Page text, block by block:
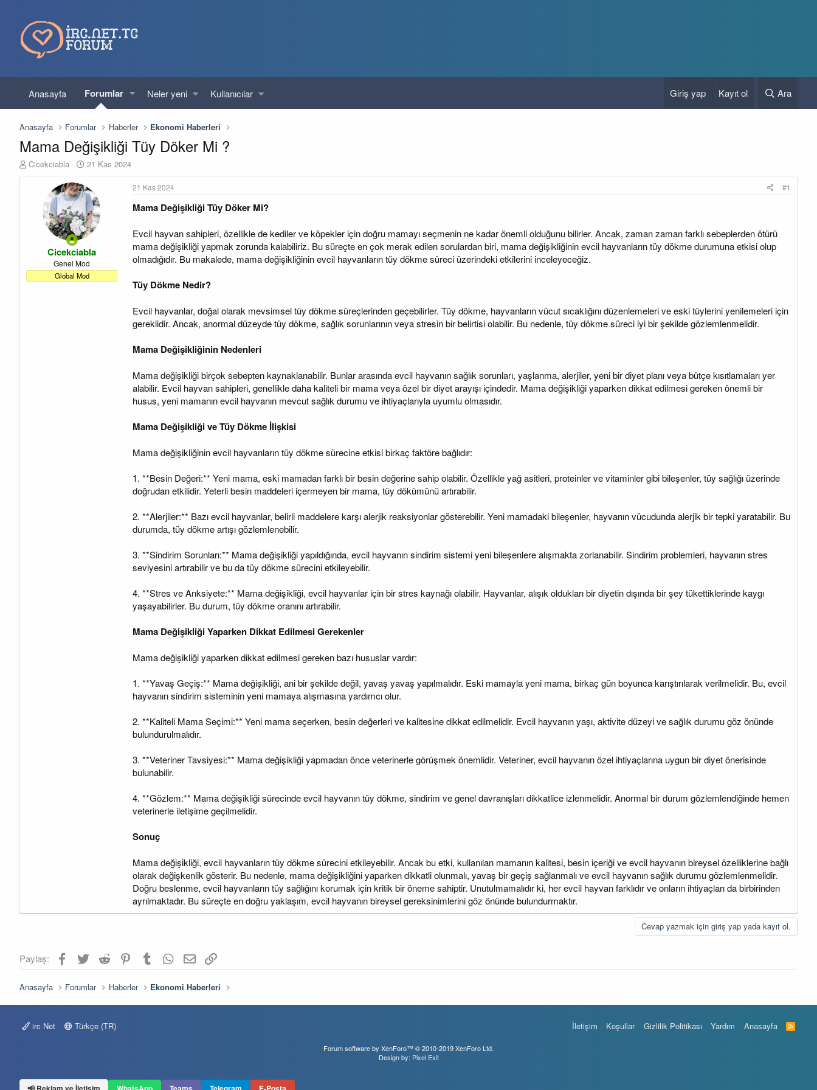
Anasayfa Forumlar Neler yeni Kullanıcılar Giriş yap Kayıt ol Ara
Anasayfa Forumlar Haberler Ekonomi Haberleri
Mama Değişikliği Tüy Döker Mi ?
K
a
t
Cicekciabla
B
ş
l
a
n
g
ı
ç
t
a
r
21 Kas 2024
Cicekciabla
Genel Mod
Global Mod
21 Kas 2024 #1
Mama Değişikliği Tüy Döker Mi?
Evcil hayvan sahipleri, özellikle de kediler ve köpekler için doğru mamayı seçmenin ne kadar önemli olduğunu bilirler. Ancak, zaman zaman farklı sebeplerden ötürü
mama değişikliği yapmak zorunda kalabiliriz. Bu süreçte en çok merak edilen sorulardan biri, mama değişikliğinin evcil hayvanların tüy dökme durumuna etkisi olup
olmadığıdır. Bu makalede, mama değişikliğinin evcil hayvanların tüy dökme süreci üzerindeki etkilerini inceleyeceğiz.
Tüy Dökme Nedir?
Evcil hayvanlar, doğal olarak mevsimsel tüy dökme süreçlerinden geçebilirler. Tüy dökme, hayvanların vücut sıcaklığını düzenlemeleri ve eski tüylerini yenilemeleri için
gereklidir. Ancak, anormal düzeyde tüy dökme, sağlık sorunlarının veya stresin bir belirtisi olabilir. Bu nedenle, tüy dökme süreci iyi bir şekilde gözlemlenmelidir.
Mama Değişikliğinin Nedenleri
Mama değişikliği birçok sebepten kaynaklanabilir. Bunlar arasında evcil hayvanın sağlık sorunları, yaşlanma, alerjiler, yeni bir diyet planı veya bütçe kısıtlamaları yer
alabilir. Evcil hayvan sahipleri, genellikle daha kaliteli bir mama veya özel bir diyet arayışı içindedir. Mama değişikliği yaparken dikkat edilmesi gereken önemli bir
husus, yeni mamanın evcil hayvanın mevcut sağlık durumu ve ihtiyaçlarıyla uyumlu olmasıdır.
Mama Değişikliği ve Tüy Dökme İlişkisi
Mama değişikliğinin evcil hayvanların tüy dökme sürecine etkisi birkaç faktöre bağlıdır:
1. **Besin Değeri:** Yeni mama, eski mamadan farklı bir besin değerine sahip olabilir. Özellikle yağ asitleri, proteinler ve vitaminler gibi bileşenler, tüy sağlığı üzerinde
doğrudan etkilidir. Yeterli besin maddeleri içermeyen bir mama, tüy dökümünü artırabilir.
2. **Alerjiler:** Bazı evcil hayvanlar, belirli maddelere karşı alerjik reaksiyonlar gösterebilir. Yeni mamadaki bileşenler, hayvanın vücudunda alerjik bir tepki yaratabilir. Bu
durumda, tüy dökme artışı gözlemlenebilir.
3. **Sindirim Sorunları:** Mama değişikliği yapıldığında, evcil hayvanın sindirim sistemi yeni bileşenlere alışmakta zorlanabilir. Sindirim problemleri, hayvanın stres
seviyesini artırabilir ve bu da tüy dökme sürecini etkileyebilir.
4. **Stres ve Anksiyete:** Mama değişikliği, evcil hayvanlar için bir stres kaynağı olabilir. Hayvanlar, alışık oldukları bir diyetin dışında bir şey tükettiklerinde kaygı
yaşayabilirler. Bu durum, tüy dökme oranını artırabilir.
Mama Değişikliği Yaparken Dikkat Edilmesi Gerekenler
Mama değişikliği yaparken dikkat edilmesi gereken bazı hususlar vardır:
1. **Yavaş Geçiş:** Mama değişikliği, ani bir şekilde değil, yavaş yavaş yapılmalıdır. Eski mamayla yeni mama, birkaç gün boyunca karıştırılarak verilmelidir. Bu, evcil
hayvanın sindirim sisteminin yeni mamaya alışmasına yardımcı olur.
2. **Kaliteli Mama Seçimi:** Yeni mama seçerken, besin değerleri ve kalitesine dikkat edilmelidir. Evcil hayvanın yaşı, aktivite düzeyi ve sağlık durumu göz önünde
bulundurulmalıdır.
3. **Veteriner Tavsiyesi:** Mama değişikliği yapmadan önce veterinerle görüşmek önemlidir. Veteriner, evcil hayvanın özel ihtiyaçlarına uygun bir diyet önerisinde
bulunabilir.
4. **Gözlem:** Mama değişikliği sürecinde evcil hayvanın tüy dökme, sindirim ve genel davranışları dikkatlice izlenmelidir. Anormal bir durum gözlemlendiğinde hemen
veterinerle iletişime geçilmelidir.
Sonuç
Mama değişikliği, evcil hayvanların tüy dökme sürecini etkileyebilir. Ancak bu etki, kullanılan mamanın kalitesi, besin içeriği ve evcil hayvanın bireysel özelliklerine bağlı
olarak değişkenlik gösterir. Bu nedenle, mama değişikliğini yaparken dikkatli olunmalı, yavaş bir geçiş sağlanmalı ve evcil hayvanın sağlık durumu gözlemlenmelidir.
Doğru beslenme, evcil hayvanların tüy sağlığını korumak için kritik bir öneme sahiptir. Unutulmamalıdır ki, her evcil hayvan farklıdır ve onların ihtiyaçları da birbirinden
ayrılmaktadır. Bu süreçte en doğru yaklaşım, evcil hayvanın bireysel gereksinimlerini göz önünde bulundurmaktır.
Cevap yazmak için giriş yap yada kayıt ol.
Paylaş: Facebook
TwitterReddit PinterestTumblrWhatsApp
E-postaLink
Anasayfa Forumlar Haberler Ekonomi Haberleri
irc Net Türkçe (TR) İletişim Koşullar Gizlilik Politikası Yardım Anasayfa
R
S
Forum software by XenForo™© 2010-2019 XenForo Ltd.
Design by: Pixel Exit